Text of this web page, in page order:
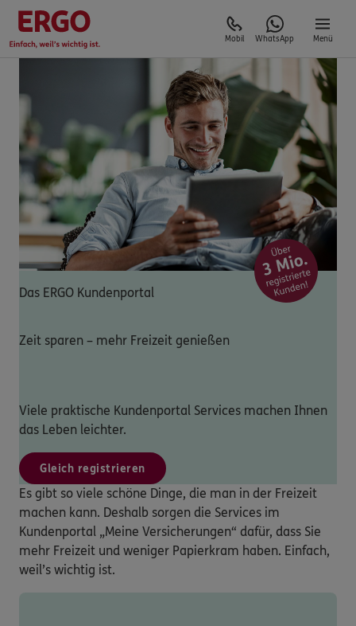
Mobil WhatsApp Menü
Das ERGO Kundenportal
Zeit sparen – mehr Freizeit genießen
Viele praktische Kundenportal Services machen Ihnen
das Leben leichter.
Gleich registrieren
Es gibt so viele schöne Dinge, die man in der Freizeit
machen kann. Deshalb sorgen die Services im
Kundenportal „Meine Versicherungen“ dafür, dass Sie
mehr Freizeit und weniger Papierkram haben. Einfach,
weil’s wichtig ist.